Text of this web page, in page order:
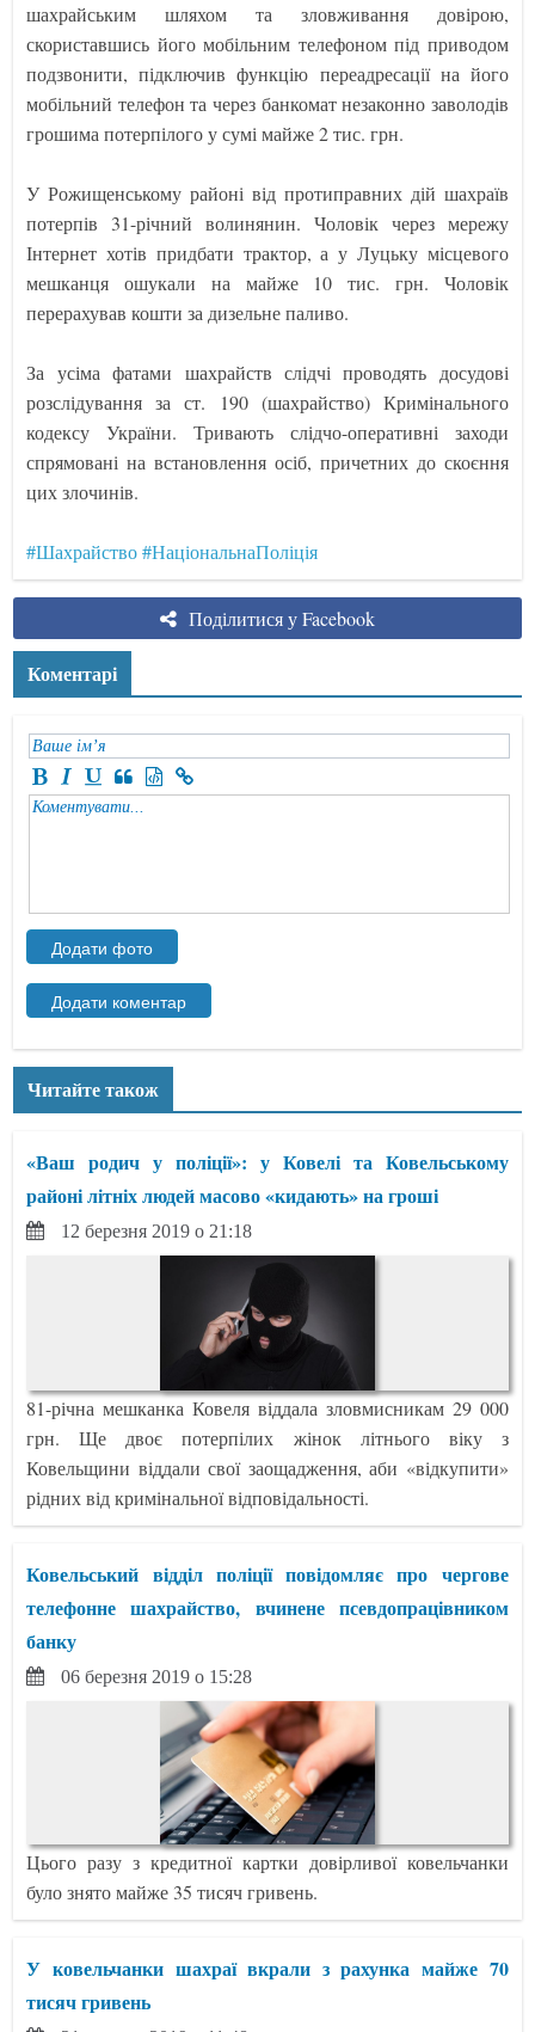
шахрайським шляхом та зловживання довірою,
скориставшись його мобільним телефоном під приводом
подзвонити, підключив функцію переадресації на його
мобільний телефон та через банкомат незаконно заволодів
грошима потерпілого у сумі майже 2 тис. грн.
У Рожищенському районі від протиправних дій шахраїв
потерпів 31-річний волинянин. Чоловік через мережу
Інтернет хотів придбати трактор, а у Луцьку місцевого
мешканця ошукали на майже 10 тис. грн. Чоловік
перерахував кошти за дизельне паливо.
За усіма фатами шахрайств слідчі проводять досудові
розслідування за ст. 190 (шахрайство) Кримінального
кодексу України. Тривають слідчо-оперативні заходи
спрямовані на встановлення осіб, причетних до скоєння
цих злочинів.
#Шахрайство #НаціональнаПоліція
Поділитися у Facebook
Коментарі
Читайте також
«Ваш родич у поліції»: у Ковелі та Ковельському
районі літніх людей масово «кидають» на гроші
12 березня 2019 о 21:18
81-річна мешканка Ковеля віддала зловмисникам 29 000
грн. Ще двоє потерпілих жінок літнього віку з
Ковельщини віддали свої заощадження, аби «відкупити»
рідних від кримінальної відповідальності.
Ковельський відділ поліції повідомляє про чергове
телефонне шахрайство, вчинене псевдопрацівником
банку
06 березня 2019 о 15:28
Цього разу з кредитної картки довірливої ковельчанки
було знято майже 35 тисяч гривень.
У ковельчанки шахраї вкрали з рахунка майже 70
тисяч гривень